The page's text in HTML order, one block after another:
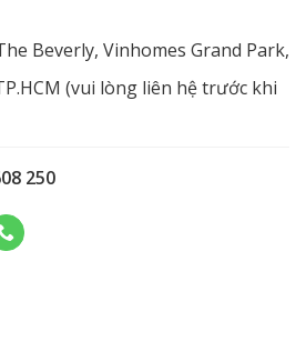
Beverly, Vinhomes Grand Park,
(vui lòng liên hệ trước khi
250